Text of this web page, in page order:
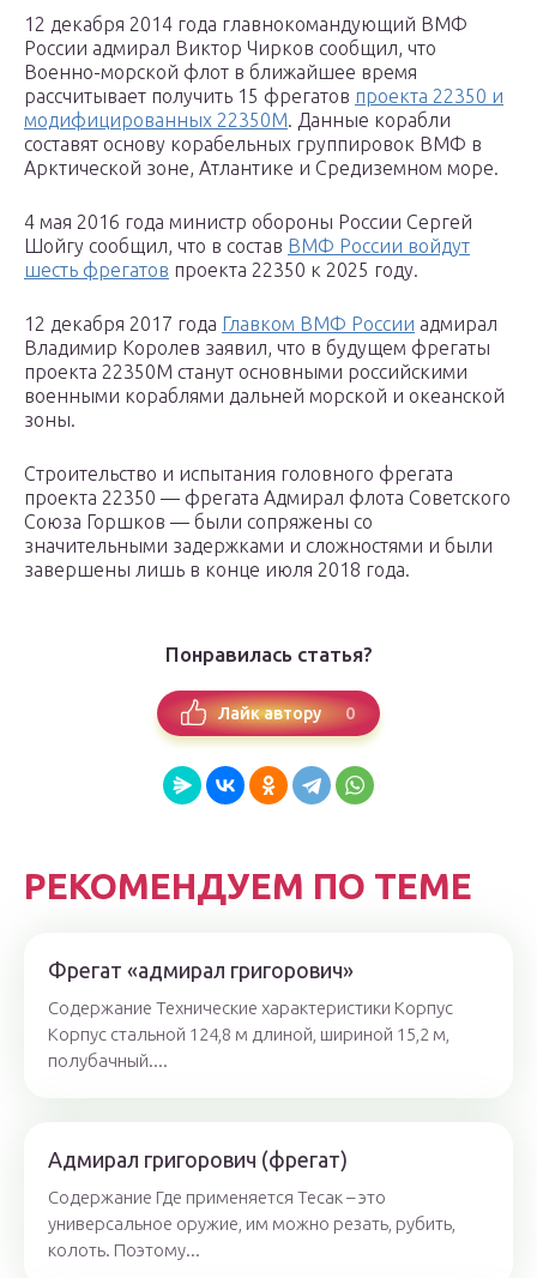
12 декабря 2014 года главнокомандующий ВМФ
России адмирал Виктор Чирков сообщил, что
Военно-морской флот в ближайшее время
рассчитывает получить 15 фрегатов проекта 22350 и
модифицированных 22350М. Данные корабли
составят основу корабельных группировок ВМФ в
Арктической зоне, Атлантике и Средиземном море.
4 мая 2016 года министр обороны России Сергей
Шойгу сообщил, что в состав ВМФ России войдут
шесть фрегатов проекта 22350 к 2025 году.
12 декабря 2017 года Главком ВМФ России адмирал
Владимир Королев заявил, что в будущем фрегаты
проекта 22350М станут основными российскими
военными кораблями дальней морской и океанской
зоны.
Строительство и испытания головного фрегата
проекта 22350 — фрегата Адмирал флота Советского
Союза Горшков — были сопряжены со
значительными задержками и сложностями и были
завершены лишь в конце июля 2018 года.
Понравилась статья?
Лайк автору 0
РЕКОМЕНДУЕМ ПО ТЕМЕ
Фрегат «адмирал григорович»
Содержание Технические характеристики Корпус
Корпус стальной 124,8 м длиной, шириной 15,2 м,
полубачный....
Адмирал григорович (фрегат)
Содержание Где применяется Тесак – это
универсальное оружие, им можно резать, рубить,
колоть. Поэтому...